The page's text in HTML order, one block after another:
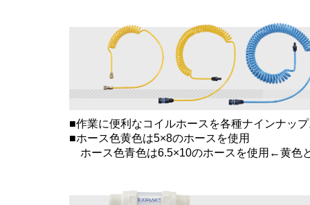
■作業に便利なコイルホースを各種ナインナッ
■ホース色黄色は5×8のホースを使用
ホース色青色は6.5×10のホースを使用 ←黄色